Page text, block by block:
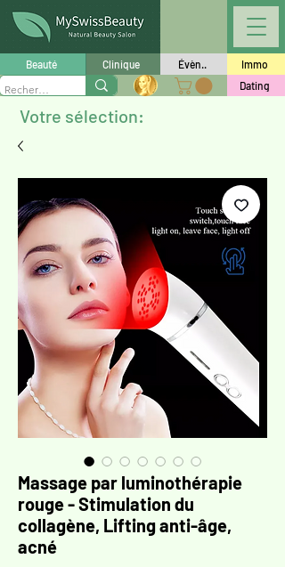
Beauté Clinique Évèn..
Immo
Dating
Votre sélection:
Massage par luminothérapie
rouge - Stimulation du
collagène, Lifting anti-âge,
acné